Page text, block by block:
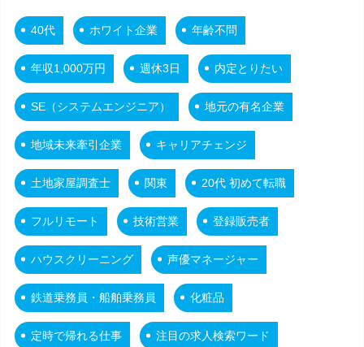
40代 ホワイト企業 年齢不問
年収1,000万円 週休3日 内定とりたい
SE（システムエンジニア） 地元の有名企業
地域未来牽引企業 キャリアチェンジ
土地家屋調査士 関東 20代 初めて転職
フルリモート 技術営業 登録販売者
ハウスクリーニング 声優マネージャー
鉄道乗務員・船舶乗務員 化粧品
定時で帰れる仕事 注目の求人検索ワード